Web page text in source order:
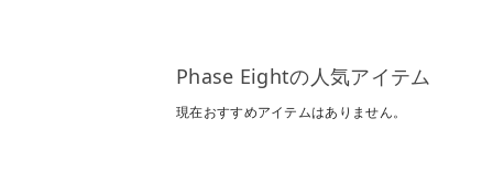
Phase Eightの人気アイテム
現在おすすめアイテムはありません。